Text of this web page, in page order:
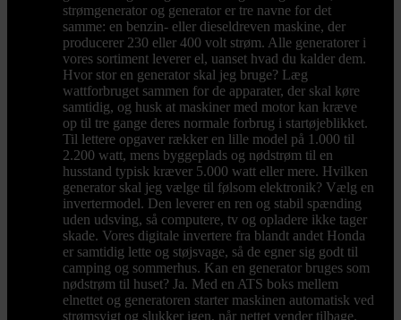
strømgenerator og generator er tre navne for det
samme: en benzin- eller dieseldreven maskine, der
producerer 230 eller 400 volt strøm. Alle generatorer i
vores sortiment leverer el, uanset hvad du kalder dem.
Hvor stor en generator skal jeg bruge? Læg
wattforbruget sammen for de apparater, der skal køre
samtidig, og husk at maskiner med motor kan kræve
op til tre gange deres normale forbrug i startøjeblikket.
Til lettere opgaver rækker en lille model på 1.000 til
2.200 watt, mens byggeplads og nødstrøm til en
husstand typisk kræver 5.000 watt eller mere. Hvilken
generator skal jeg vælge til følsom elektronik? Vælg en
invertermodel. Den leverer en ren og stabil spænding
uden udsving, så computere, tv og opladere ikke tager
skade. Vores digitale invertere fra blandt andet Honda
er samtidig lette og støjsvage, så de egner sig godt til
camping og sommerhus. Kan en generator bruges som
nødstrøm til huset? Ja. Med en ATS boks mellem
elnettet og generatoren starter maskinen automatisk ved
strømsvigt og slukker igen, når nettet vender tilbage.